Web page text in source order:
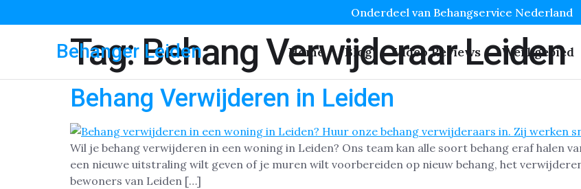
Onderdeel van Behangservice Nederland
Behanger Leiden Home Blog Video Reviews Werkgebied
Tag:Behang Verwijderaar Leiden
Behang Verwijderen in Leiden
Wil je behang verwijderen in een woning in Leiden? Ons team kan alle soort behang eraf halen
een nieuwe uitstraling wilt geven of je muren wilt voorbereiden op nieuw behang, het
bewoners van Leiden […]